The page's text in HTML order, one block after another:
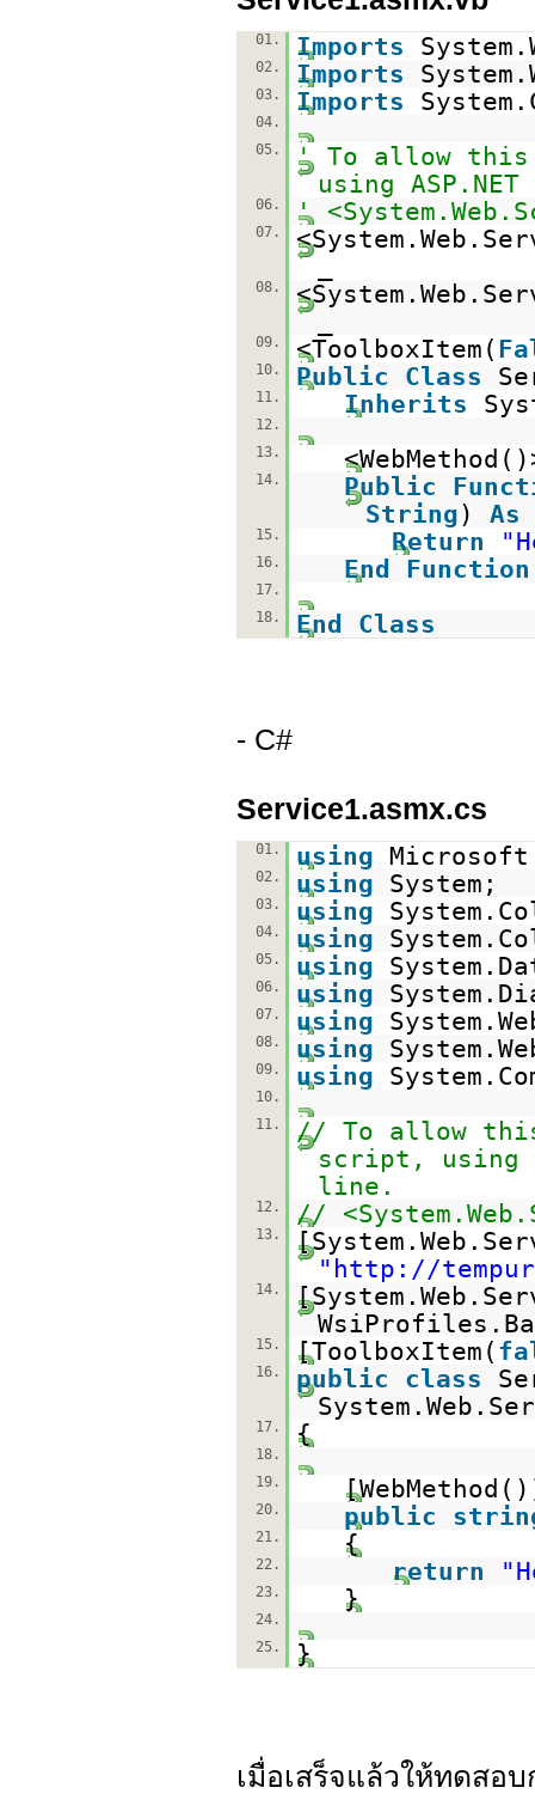
01. Imports
02. Imports
03. Imports
04.
05.
' To allow this
using
06. '
07.
08.
09. <ToolboxItem(
10. Public Class
11. Inherits
12.
13.
14. Public
String) As
15. Return
16. End Function
17.
18.
End Class
- C#
Service1.asmx.cs
01. using
02. using System;
03. using
04. using
05. using
06. using
07. using
08. using
09. using
10.
11.
// To allow
script, using
line.
12. //
13.
" http://
14.
15. [ToolboxItem(
16. public class
17. {
18.
19.
20. public
21. {
22. return
23. }
24.
25.
}
เมื่อเสร็จแล้วให้ทดสอ